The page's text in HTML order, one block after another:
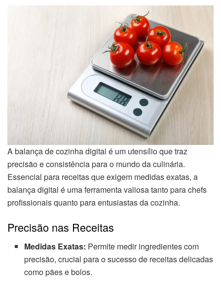
A balança de cozinha digital é um utensílio que traz
precisão e consistência para o mundo da culinária.
Essencial para receitas que exigem medidas exatas, a
balança digital é uma ferramenta valiosa tanto para chefs
profissionais quanto para entusiastas da cozinha.
Precisão nas Receitas
Medidas Exatas: Permite medir ingredientes com
precisão, crucial para o sucesso de receitas delicadas
como pães e bolos.